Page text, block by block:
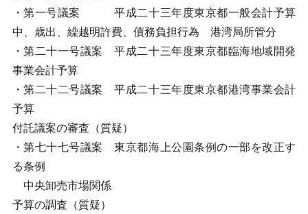
・第一号議案 平成二十三年度東京都一般会計予算
中、歳出、繰越明許費、債務負担行為 港湾局所管分
・第二十一号議案 平成二十三年度東京都臨海地域開発
事業会計予算
・第二十二号議案 平成二十三年度東京都港湾事業会計
予算
付託議案の審査（質疑）
・第七十七号議案 東京都海上公園条例の一部を改正す
る条例
中央卸売市場関係
予算の調査（質疑）